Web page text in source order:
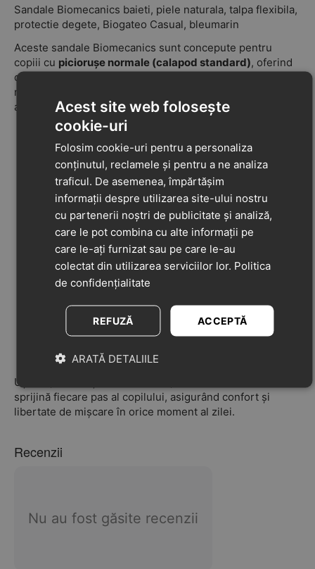
Sandale Biomecanics baieti, piele naturala, talpa flexibila,
protectie degete, Biogateo Casual, bleumarin
Aceste sandale Biomecanics sunt concepute pentru
copiii cu piciorușe normale (calapod standard), oferind
o combinație echilibrată de funcționalitate, confort și
materiale de calitate. Sunt ideale pentru sezonul cald și
activitățile zilnice.
Tip branț: fără suport pentru arcul plantar – permite
dezvoltarea naturală a tălpii.
Material exterior : combinație depiele naturală
alte materiale durabile
, pentru confort și rezistență
în timp.
Material interior / căptușeală: dinalte materiale
moi și prietenoase cu pielea.
Material talpă: cauciuc flexibil, cu bună aderență și
rezistență la uzură.
Închidere
velcro și cataramă
– fixare sigură și ușor
de ajustat.
Calapod :standard, ideal pentru piciorușe normale.
Ușoare, stabile și bine ventilate, sandalele Biomecanics
sprijină fiecare pas al copilului, asigurând confort și
libertate de mișcare în orice moment al zilei.
Recenzii
Nu au fost găsite recenzii
Acest site web folosește
cookie-uri
Folosim cookie-uri pentru a personaliza
conținutul, reclamele și pentru a ne analiza
traficul. De asemenea, împărtășim
informații despre utilizarea site-ului nostru
cu partenerii noștri de publicitate și analiză,
care le pot combina cu alte informații pe
care le-ați furnizat sau pe care le-au
colectat din utilizarea serviciilor lor. Politica
de confidențialitate
ACCEPTĂ
REFUZĂ
ARATĂ DETALIILE